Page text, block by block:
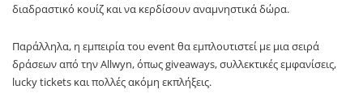
διαδραστικό κουίζ και να κερδίσουν αναμνηστικά δώρα.
Παράλληλα, η εμπειρία του event θα εμπλουτιστεί με μια σειρά
δράσεων από την Allwyn, όπως giveaways, συλλεκτικές εμφανίσεις,
lucky tickets και πολλές ακόμη εκπλήξεις.